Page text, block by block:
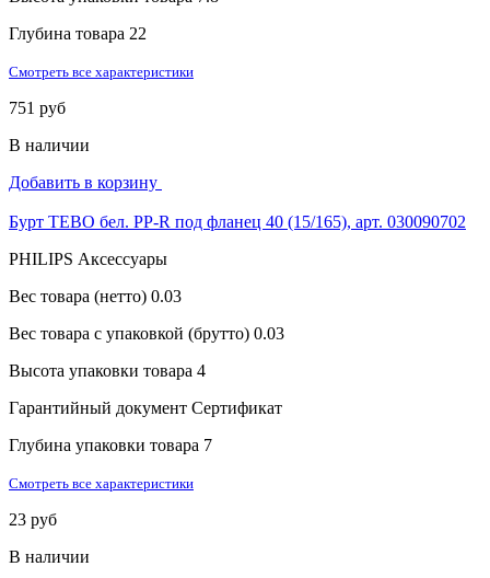
Глубина товара 22
Смотреть все характеристики
751 руб
В наличии
Добавить в корзину
Бурт TEBO бел. PP-R под фланец 40 (15/165), арт. 030090702
PHILIPS Аксессуары
Вес товара (нетто) 0.03
Вес товара с упаковкой (брутто) 0.03
Высота упаковки товара 4
Гарантийный документ Сертификат
Глубина упаковки товара 7
Смотреть все характеристики
23 руб
В наличии